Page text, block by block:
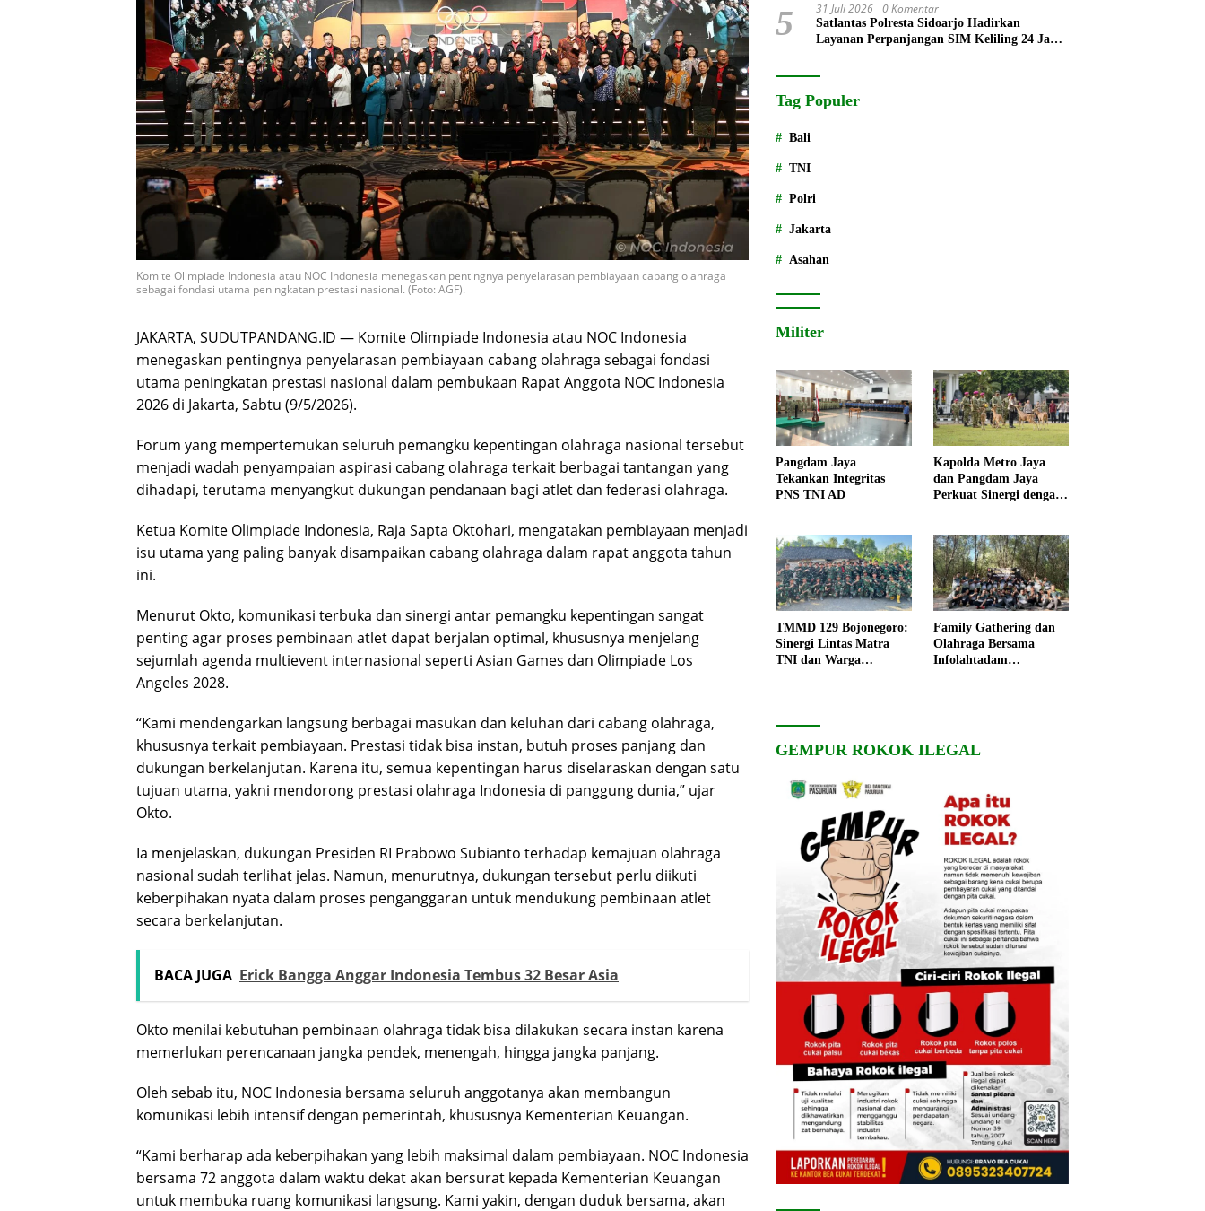
Komite Olimpiade Indonesia atau NOC Indonesia menegaskan pentingnya penyelarasan pembiayaan cabang olahraga
sebagai fondasi utama peningkatan prestasi nasional. (Foto: AGF).
JAKARTA, SUDUTPANDANG.ID — Komite Olimpiade Indonesia atau NOC Indonesia
menegaskan pentingnya penyelarasan pembiayaan cabang olahraga sebagai fondasi
utama peningkatan prestasi nasional dalam pembukaan Rapat Anggota NOC Indonesia
2026 di Jakarta, Sabtu (9/5/2026).
Forum yang mempertemukan seluruh pemangku kepentingan olahraga nasional tersebut
menjadi wadah penyampaian aspirasi cabang olahraga terkait berbagai tantangan yang
dihadapi, terutama menyangkut dukungan pendanaan bagi atlet dan federasi olahraga.
Ketua Komite Olimpiade Indonesia, Raja Sapta Oktohari, mengatakan pembiayaan menjadi
isu utama yang paling banyak disampaikan cabang olahraga dalam rapat anggota tahun
ini.
Menurut Okto, komunikasi terbuka dan sinergi antar pemangku kepentingan sangat
penting agar proses pembinaan atlet dapat berjalan optimal, khususnya menjelang
sejumlah agenda multievent internasional seperti Asian Games dan Olimpiade Los
Angeles 2028.
“Kami mendengarkan langsung berbagai masukan dan keluhan dari cabang olahraga,
khususnya terkait pembiayaan. Prestasi tidak bisa instan, butuh proses panjang dan
dukungan berkelanjutan. Karena itu, semua kepentingan harus diselaraskan dengan satu
tujuan utama, yakni mendorong prestasi olahraga Indonesia di panggung dunia,” ujar
Okto.
Ia menjelaskan, dukungan Presiden RI Prabowo Subianto terhadap kemajuan olahraga
nasional sudah terlihat jelas. Namun, menurutnya, dukungan tersebut perlu diikuti
keberpihakan nyata dalam proses penganggaran untuk mendukung pembinaan atlet
secara berkelanjutan.
BACA JUGA Erick Bangga Anggar Indonesia Tembus 32 Besar Asia
Okto menilai kebutuhan pembinaan olahraga tidak bisa dilakukan secara instan karena
memerlukan perencanaan jangka pendek, menengah, hingga jangka panjang.
Oleh sebab itu, NOC Indonesia bersama seluruh anggotanya akan membangun
komunikasi lebih intensif dengan pemerintah, khususnya Kementerian Keuangan.
“Kami berharap ada keberpihakan yang lebih maksimal dalam pembiayaan. NOC Indonesia
bersama 72 anggota dalam waktu dekat akan bersurat kepada Kementerian Keuangan
untuk membuka ruang komunikasi langsung. Kami yakin, dengan duduk bersama, akan
5 31 Juli 2026 0 Komentar
Satlantas Polresta Sidoarjo Hadirkan
Layanan Perpanjangan SIM Keliling 24 Jam
Tag Populer
Bali
TNI
Polri
Jakarta
Asahan
Militer
Pangdam Jaya
Tekankan Integritas
PNS TNI AD
Kapolda Metro Jaya
dan Pangdam Jaya
Perkuat Sinergi dengan
TMMD 129 Bojonegoro:
Sinergi Lintas Matra
TNI dan Warga
Family Gathering dan
Olahraga Bersama
Infolahtadam
GEMPUR ROKOK ILEGAL